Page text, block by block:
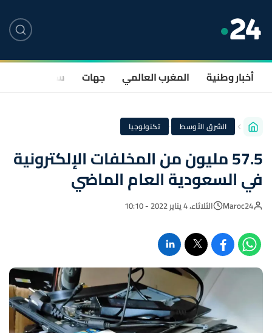
أخبار وطنية المغرب العالمي جهات سياسة
الشرق الأوسط · تكنولوجيا
57.5 مليون من المخلفات الإلكترونية
في السعودية العام الماضي
Maroc24 الثلاثاء، 4 يناير 2022 - 10:10